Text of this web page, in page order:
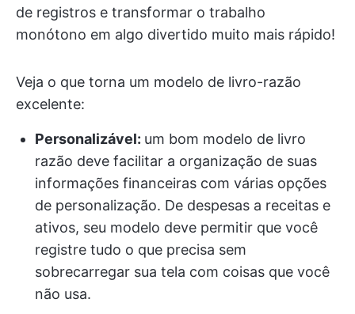
de registros e transformar o trabalho
monótono em algo divertido muito mais rápido!
Veja o que torna um modelo de livro-razão
excelente:
Personalizável: um bom modelo de livro
razão deve facilitar a organização de suas
informações financeiras com várias opções
de personalização. De despesas a receitas e
ativos, seu modelo deve permitir que você
registre tudo o que precisa sem
sobrecarregar sua tela com coisas que você
não usa.